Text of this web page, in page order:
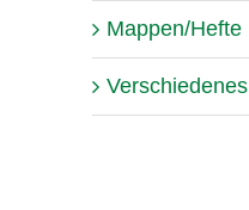
Mappen/Hefte
Verschiedenes